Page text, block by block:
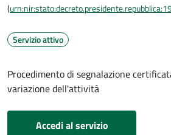
(
Servizio attivo
Procedimento di segnalazione
variazione dell'attività
Accedi al servizio